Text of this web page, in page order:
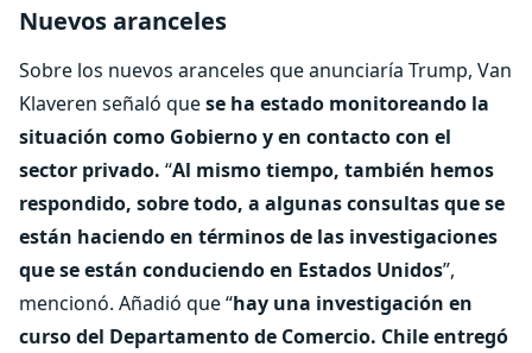
Nuevos aranceles
Sobre los nuevos aranceles que anunciaría Trump, Van
Klaveren señaló quese ha estado monitoreando la
situación como Gobierno y en contacto con el
sector privado. “Al mismo tiempo, también hemos
respondido, sobre todo, a algunas consultas que se
están haciendo en términos de las investigaciones
que se están conduciendo en Estados Unidos”,
mencionó. Añadió que “hay una investigación en
curso del Departamento de Comercio. Chile entregó